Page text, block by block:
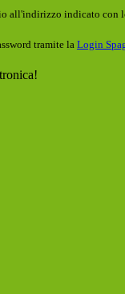
all'indirizzo indicato con
tramite la Login